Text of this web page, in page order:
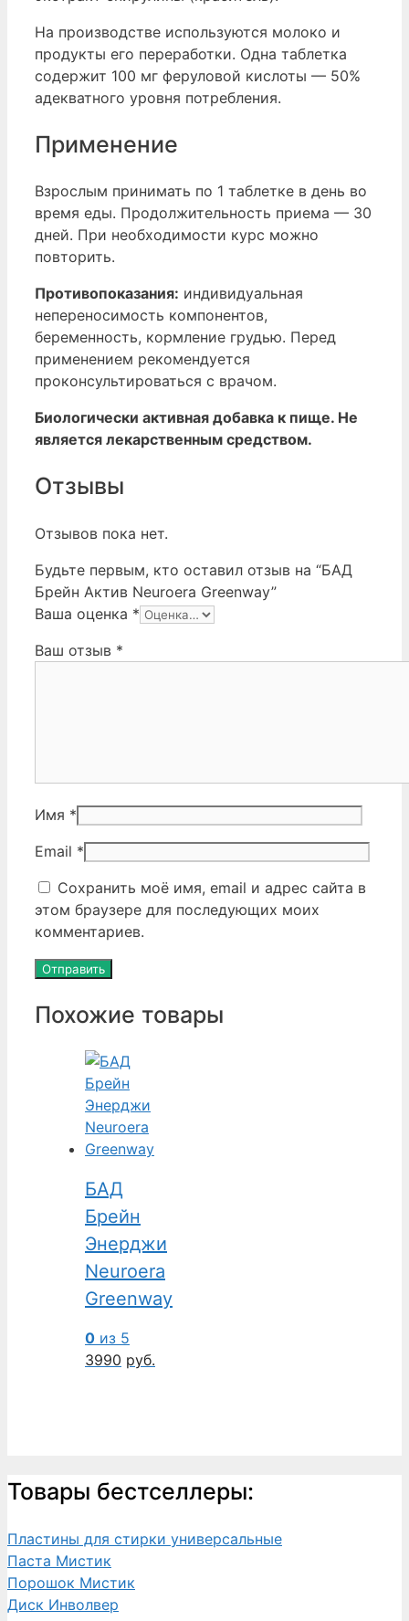
На производстве используются молоко и
продукты его переработки. Одна таблетка
содержит 100 мг феруловой кислоты — 50%
адекватного уровня потребления.
Применение
Взрослым принимать по 1 таблетке в день во
время еды. Продолжительность приема — 30
дней. При необходимости курс можно
повторить.
Противопоказания: индивидуальная
непереносимость компонентов,
беременность, кормление грудью. Перед
применением рекомендуется
проконсультироваться с врачом.
Биологически активная добавка к пище. Не
является лекарственным средством.
Отзывы
Отзывов пока нет.
Будьте первым, кто оставил отзыв на “БАД
Брейн Актив Neuroera Greenway”
Ваша оценка *
Ваш отзыв *
Имя *
Email *
Сохранить моё имя, email и адрес сайта в
этом браузере для последующих моих
комментариев.
Похожие товары
БАД
Брейн
Энерджи
Neuroera
Greenway
0 из 5
3990 руб.
Товары бестселлеры:
Пластины для стирки универсальные
Паста Мистик
Порошок Мистик
Диск Инволвер